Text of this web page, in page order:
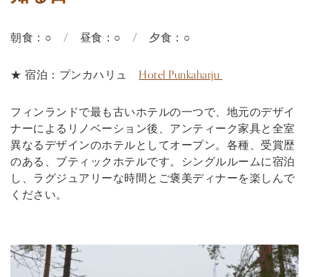
朝食：○ / 昼食：○ / 夕食：○
★ 宿泊：プンカハリュ Hotel Punkaharju
フィンランドで最も古いホテルの一つで、地元のデザイ
ナーによるリノベーション後、アンティーク家具と全室
異なるデザインのホテルとしてオープン。各種、受賞歴
のある、ブティックホテルです。シングルルームに宿泊
し、ラグジュアリーな時間とご褒美ディナーを楽しんで
ください。